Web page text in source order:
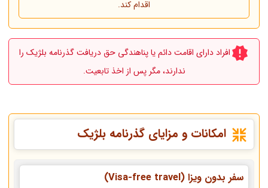
اقدام کند.
افراد دارای اقامت دائم یا پناهندگی حق دریافت گذرنامه بلژیک را
ندارند، مگر پس از اخذ تابعیت.
امکانات و مزایای گذرنامه بلژیک
سفر بدون ویزا (Visa-free travel)